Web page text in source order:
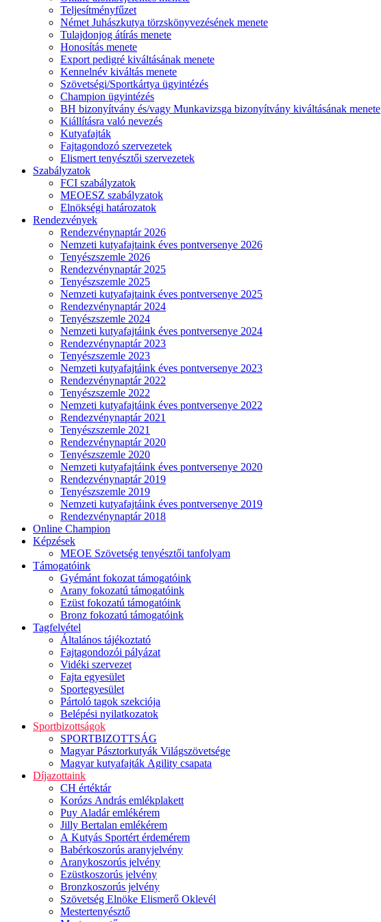
Teljesítményfűzet
Német Juhászkutya törzskönyvezésének menete
Tulajdonjog átírás menete
Honosítás menete
Export pedigré kiváltásának menete
Kennelnév kiváltás menete
Szövetségi/Sportkártya ügyintézés
Champion ügyintézés
BH bizonyítvány és/vagy Munkavizsga bizonyítvány kiváltásának menete
Kiállításra való nevezés
Kutyafajták
Fajtagondozó szervezetek
Elismert tenyésztői szervezetek
Szabályzatok
FCI szabályzatok
MEOESZ szabályzatok
Elnökségi határozatok
Rendezvények
Rendezvénynaptár 2026
Nemzeti kutyafajtaink éves pontversenye 2026
Tenyészszemle 2026
Rendezvénynaptár 2025
Tenyészszemle 2025
Nemzeti kutyafajtaink éves pontversenye 2025
Rendezvénynaptár 2024
Tenyészszemle 2024
Nemzeti kutyafajtáink éves pontversenye 2024
Rendezvénynaptár 2023
Tenyészszemle 2023
Nemzeti kutyafajtáink éves pontversenye 2023
Rendezvénynaptár 2022
Tenyészszemle 2022
Nemzeti kutyafajtáink éves pontversenye 2022
Rendezvénynaptár 2021
Tenyészszemle 2021
Rendezvénynaptár 2020
Tenyészszemle 2020
Nemzeti kutyafajtáink éves pontversenye 2020
Rendezvénynaptár 2019
Tenyészszemle 2019
Nemzeti kutyafajtáink éves pontversenye 2019
Rendezvénynaptár 2018
Online Champion
Képzések
MEOE Szövetség tenyésztői tanfolyam
Támogatóink
Gyémánt fokozat támogatóink
Arany fokozatú támogatóink
Ezüst fokozatú támogatóink
Bronz fokozatú támogatóink
Tagfelvétel
Általános tájékoztató
Fajtagondozói pályázat
Vidéki szervezet
Fajta egyesület
Sportegyesület
Pártoló tagok szekciója
Belépési nyilatkozatok
Sportbizottságok
SPORTBIZOTTSÁG
Magyar Pásztorkutyák Világszövetsége
Magyar kutyafajták Agility csapata
Díjazottaink
CH értéktár
Korózs András emlékplakett
Puy Aladár emlékérem
Jilly Bertalan emlékérem
A Kutyás Sportért érdemérem
Babérkoszorús aranyjelvény
Aranykoszorús jelvény
Ezüstkoszorús jelvény
Bronzkoszorús jelvény
Szövetség Elnöke Elismerő Oklevél
Mestertenyésztő